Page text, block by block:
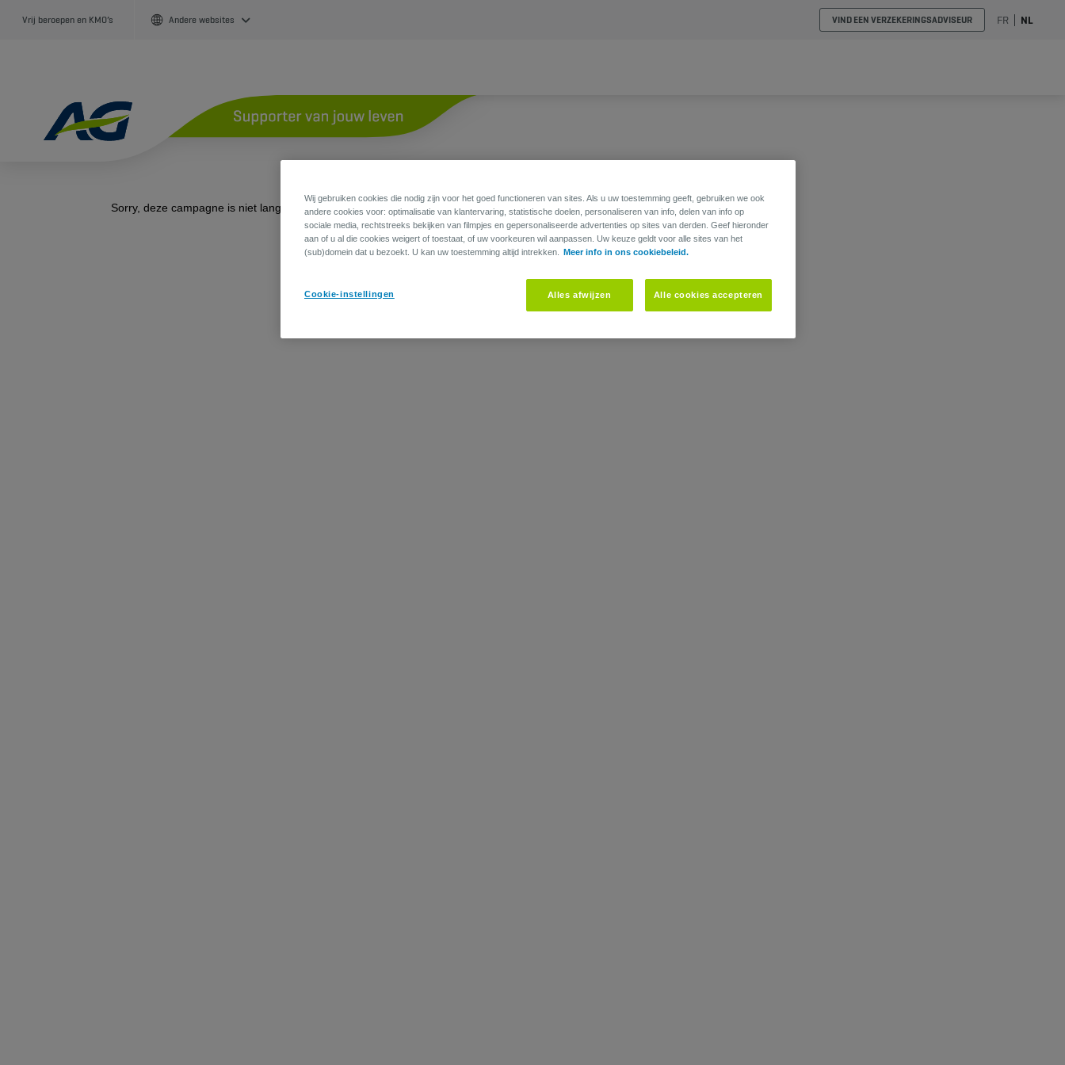
Vrij beroepen en KMO’s Andere websites VIND EEN VERZEKERINGSADVISEUR FR NL
Wij gebruiken cookies die nodig zijn voor het goed functioneren van sites. Als u uw toestemming geeft, gebruiken we ook
andere cookies voor: optimalisatie van klantervaring, statistische doelen, personaliseren van info, delen van info op
sociale media, rechtstreeks bekijken van filmpjes en gepersonaliseerde advertenties op sites van derden. Geef hieronder
aan of u al die cookies weigert of toestaat, of uw voorkeuren wil aanpassen. Uw keuze geldt voor alle sites van het
(sub)domein dat u bezoekt. U kan uw toestemming altijd intrekken.
Meer info in ons cookiebeleid.
Cookie-instellingen Alles afwijzen Alle cookies accepteren